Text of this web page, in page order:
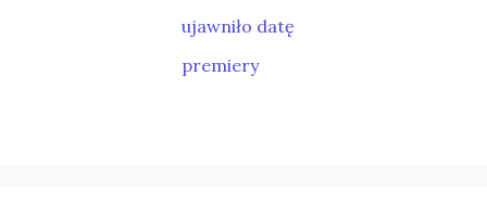
ujawniło datę
premiery